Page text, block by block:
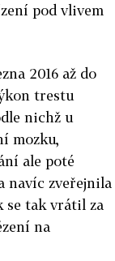
pod vlivem
2016 až do
trestu
nichž u
mozku,
ale poté
navíc zveřejnila
se tak vrátil za
na